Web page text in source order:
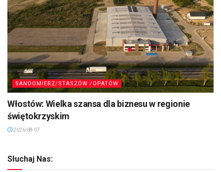
SANDOMIERZ/STASZÓW /OPATÓW
Włostów: Wielka szansa dla biznesu w regionie
świętokrzyskim
2026-08-07
Słuchaj Nas: